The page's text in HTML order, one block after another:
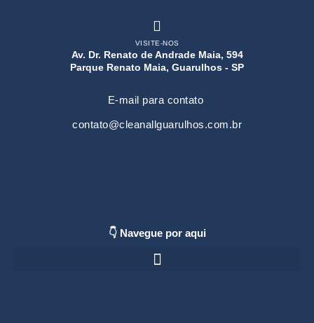
👇 Navegue por aqui
VISITE-NOS
Av. Dr. Renato de Andrade Maia, 594
Parque Renato Maia, Guarulhos - SP
E-mail para contato
contato@cleanallguarulhos.com.br